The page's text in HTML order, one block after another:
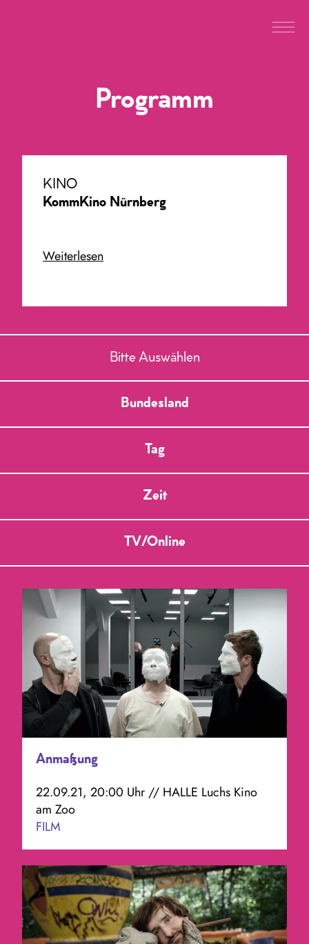
Programm
KINO
KommKino Nürnberg
Weiterlesen
Bitte Auswählen
Bundesland
Tag
Zeit
TV/Online
Anmaßung
22.09.21, 20:00 Uhr // HALLE Luchs Kino
am Zoo
FILM